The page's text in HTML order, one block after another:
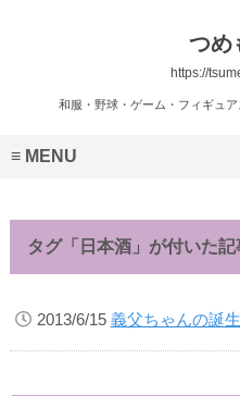
つめ
https://
和服・野球・ゲーム・フィギュ
MENU
タグ「日本酒」が付いた記
2013/6/15 義父ちゃんの誕